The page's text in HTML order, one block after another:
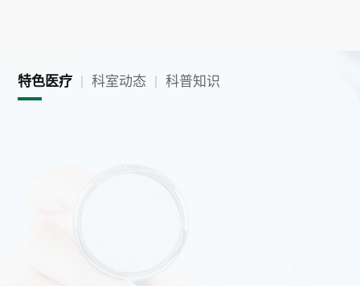
特色医疗 科室动态 科普知识